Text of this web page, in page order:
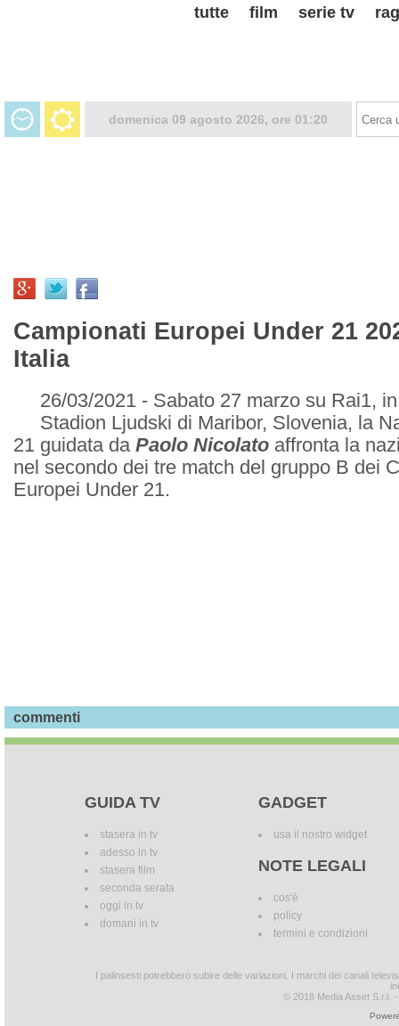
tutte film serie tv
domenica 09 agosto 2026, ore 01:20
Campionati Europei Under 21
Italia
26/03/2021 - Sabato 27 marzo su Rai1,
Stadion Ljudski di Maribor, Slovenia, la
21 guidata da Paolo Nicolato affronta la
nel secondo dei tre match del gruppo B dei
Europei Under 21.
commenti
GUIDA TV
stasera in tv
adesso in tv
stasera film
seconda serata
oggi in tv
domani in tv
GADGET
usa il nostro widget
NOTE LEGALI
cos'è
policy
termini e condizioni
I palinsesti potrebbero subire delle variazioni. I marchi dei canali
© 2018 Media Asset S.r.l.